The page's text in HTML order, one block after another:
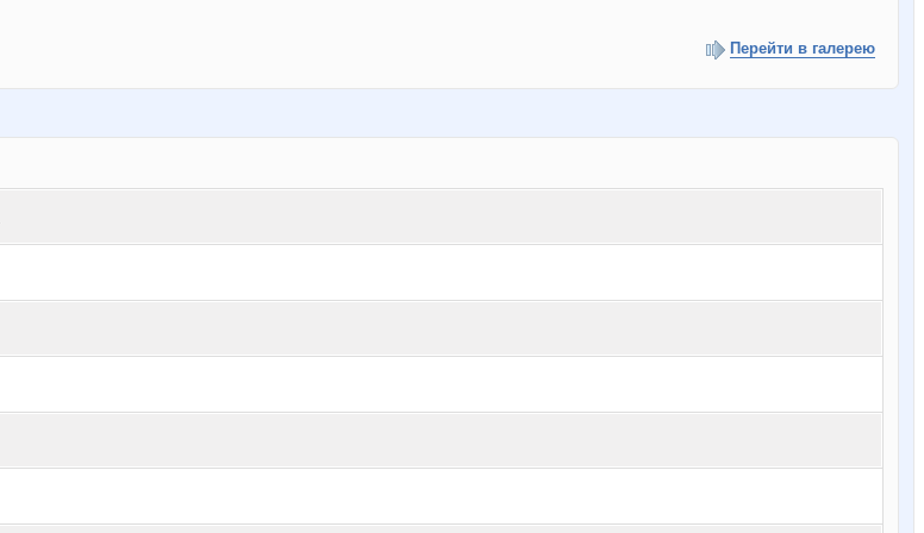
Перейти в галерею